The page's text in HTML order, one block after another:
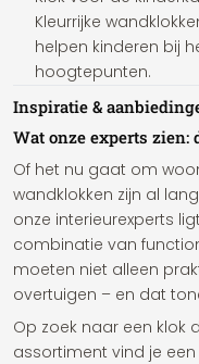
Kleurrijke
helpen kinderen bij
hoogtepunten.
Inspiratie &
Wat onze experts
Of het nu gaat om
wandklokken zijn al
onze interieurexperts
combinatie van
moeten niet alleen
overtuigen – en dat
Op zoek naar een klok
assortiment vind je